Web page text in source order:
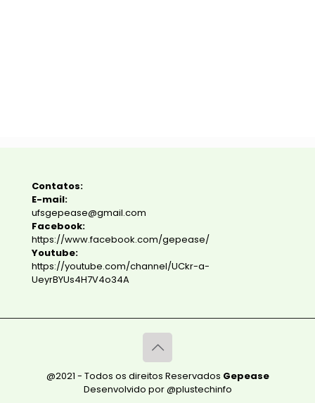
Contatos:
E-mail:
ufsgepease@gmail.com
Facebook:
https://www.facebook.com/gepease/
Youtube:
https://youtube.com/channel/UCkr-a-
UeyrBYUs4H7V4o34A
@2021 - Todos os direitos Reservados Gepease
Desenvolvido por @plustechinfo